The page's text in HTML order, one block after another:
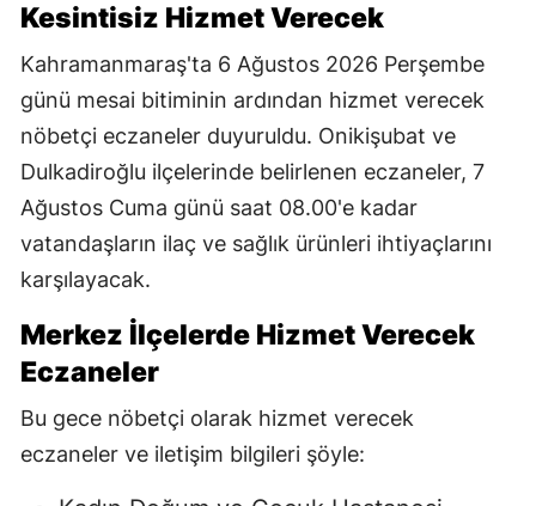
Kesintisiz Hizmet Verecek
Kahramanmaraş'ta 6 Ağustos 2026 Perşembe
günü mesai bitiminin ardından hizmet verecek
nöbetçi eczaneler duyuruldu. Onikişubat ve
Dulkadiroğlu ilçelerinde belirlenen eczaneler, 7
Ağustos Cuma günü saat 08.00'e kadar
vatandaşların ilaç ve sağlık ürünleri ihtiyaçlarını
karşılayacak.
Merkez İlçelerde Hizmet Verecek
Eczaneler
Bu gece nöbetçi olarak hizmet verecek
eczaneler ve iletişim bilgileri şöyle: